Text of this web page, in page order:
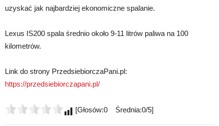
uzyskać jak najbardziej ekonomiczne spalanie.
Lexus IS200 spala średnio około 9-11 litrów paliwa na 100
kilometrów.
Link do strony PrzedsiebiorczaPani.pl:
https://przedsiebiorczapani.pl/
[Głosów:0 Średnia:0/5]